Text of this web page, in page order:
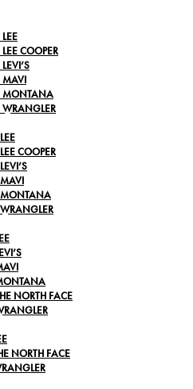
COOPER
COOPER
NORTH FACE
NORTH FACE